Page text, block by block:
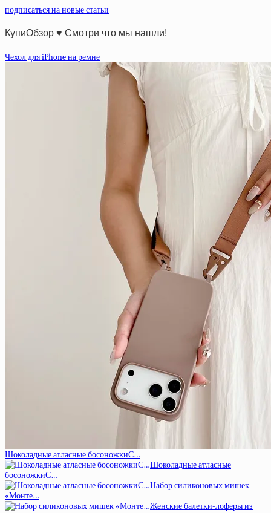
подписаться на новые статьи
КупиОбзор ♥ Смотри что мы нашли!
Чехол для iPhone на ремне
Шоколадные атласные босоножкиС…
Шоколадные атласные
босоножкиС…
Набор силиконовых мишек
«Монте…
Женские балетки-лоферы из